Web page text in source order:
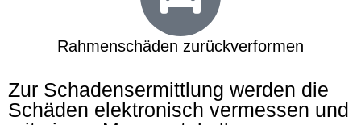
Rahmenschäden zurückverformen
Zur Schadensermittlung werden die
Schäden elektronisch vermessen und